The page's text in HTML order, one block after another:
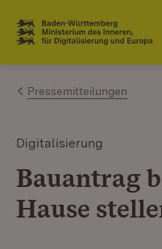
Zum Inhalt
Link zur Startseite
Pressemitteilungen
Digitalisierung
Bauantrag
Hause